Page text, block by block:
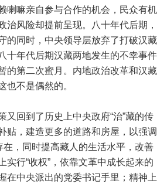
喇嘛亲自参与合作的机会，民众有机
治风险却提前呈现。八十年代后期，
的同时，中央领导层放弃了打破汉藏
十年代后期汉藏两地发生的不幸事件
的第二次蜜月。内地政治改革和汉藏
也不是偶然的。
又回到了历史上中央政府“治”藏的传
贴，建造更多的道路和房屋，以强调
在，同时提高藏人的生活水平，改善
实行“收权”，依靠文革中成长起来的
在中央派出的党委书记手里；精神上